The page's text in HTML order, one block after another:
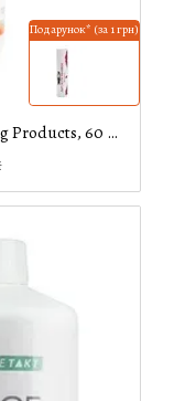
Подарунок* (за 1 грн)
Форевер бджолине молочко Forever Living Products, 60 табл